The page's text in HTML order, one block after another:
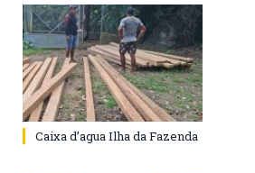
Caixa d’agua Ilha da Fazenda